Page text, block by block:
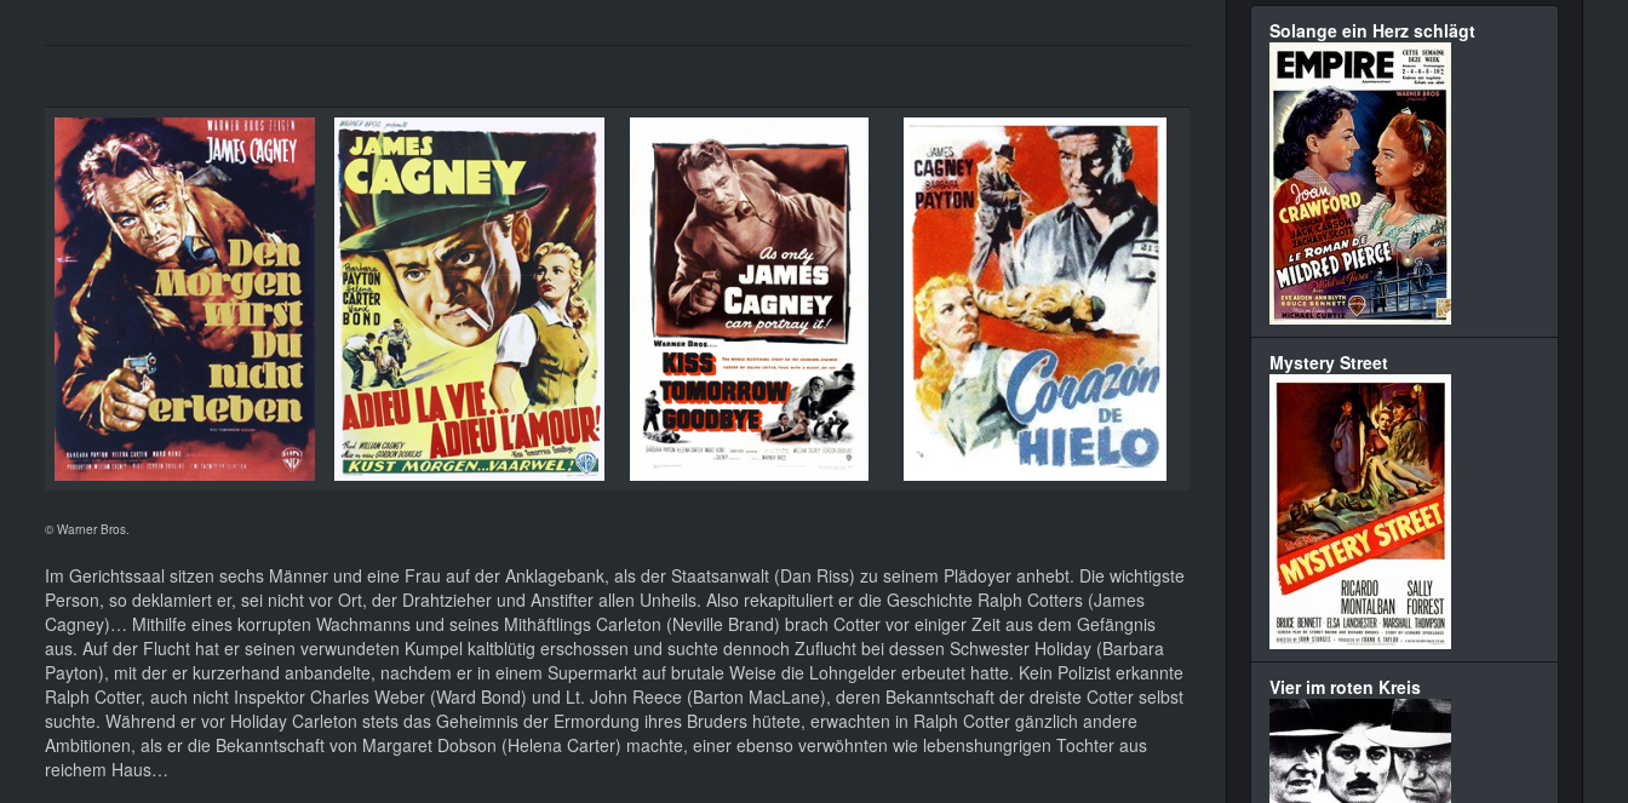
© Warner Bros.
Im Gerichtssaal sitzen sechs Männer und eine Frau auf der Anklagebank, als der Staatsanwalt (Dan Riss) zu seinem Plädoyer anhebt. Die wichtigste
Person, so deklamiert er, sei nicht vor Ort, der Drahtzieher und Anstifter allen Unheils. Also rekapituliert er die Geschichte Ralph Cotters (James
Cagney)… Mithilfe eines korrupten Wachmanns und seines Mithäftlings Carleton (Neville Brand) brach Cotter vor einiger Zeit aus dem Gefängnis
aus. Auf der Flucht hat er seinen verwundeten Kumpel kaltblütig erschossen und suchte dennoch Zuflucht bei dessen Schwester Holiday (Barbara
Payton), mit der er kurzerhand anbandelte, nachdem er in einem Supermarkt auf brutale Weise die Lohngelder erbeutet hatte. Kein Polizist erkannte
Ralph Cotter, auch nicht Inspektor Charles Weber (Ward Bond) und Lt. John Reece (Barton MacLane), deren Bekanntschaft der dreiste Cotter selbst
suchte. Während er vor Holiday Carleton stets das Geheimnis der Ermordung ihres Bruders hütete, erwachten in Ralph Cotter gänzlich andere
Ambitionen, als er die Bekanntschaft von Margaret Dobson (Helena Carter) machte, einer ebenso verwöhnten wie lebenshungrigen Tochter aus
reichem Haus…
Solange ein Herz schlägt
Mystery Street
Vier im roten Kreis